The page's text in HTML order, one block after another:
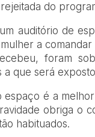
do
auditório de
a comandar
foram
a que será
espaço é a
obriga o
habituados.